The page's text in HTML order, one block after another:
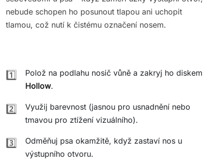
nebude schopen ho posunout tlapou ani uchopit
tlamou, což nutí k čistému označení nosem.
1️⃣
Polož na podlahu nosič vůně a zakryj ho diskem
Hollow.
2️⃣
Využij barevnost (jasnou pro usnadnění nebo
tmavou pro ztížení vizuálního).
3️⃣
Odměňuj psa okamžitě, když zastaví nos u
výstupního otvoru.